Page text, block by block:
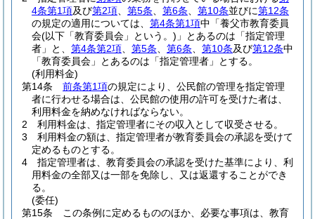
4条第1項及び第2項 第5条 第6条 第10条並びに第12条
の規定の適用については、 第4条第1項中「養父市教育委員
会(以下「教育委員会」という。) 」とあるのは「指定管理
者」と、 第4条第2項 第5条 第6条 第10条及び第12条中
「教育委員会」とあるのは「指定管理者」とする。
(利用料金)
第14条
前条第1項の規定により、公民館の管理を指定管理
者に行わせる場合は、公民館の使用の許可を受けた者は、
利用料金を納めなければならない。
2
利用料金は、指定管理者にその収入として収受させる。
3
利用料金の額は、指定管理者が教育委員会の承認を受けて
定めるものとする。
4
指定管理者は、教育委員会の承認を受けた基準により、利
用料金の全部又は一部を免除し、又は返還することができ
る。
(委任)
第15条
この条例に定めるもののほか、必要な事項は、教育